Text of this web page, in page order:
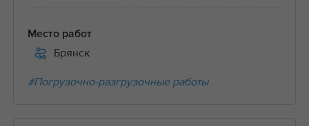
Место работ
Брянск
#Погрузочно-разгрузочные работы